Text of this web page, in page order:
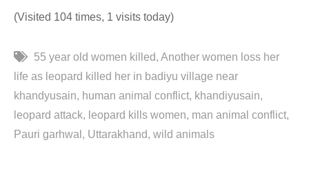
(Visited 104 times, 1 visits today)
55 year old women killed Another women loss her
life as leopard killed her in badiyu village near
khandyusain
human animal conflict khandiyusain
leopard attack
leopard kills women man animal conflict
Pauri garhwal
Uttarakhand wild animals